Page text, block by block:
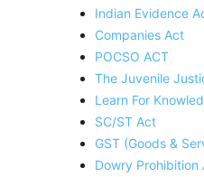
Indian Evidence
Companies Act
POCSO ACT
The Juvenile
Learn For
SC/ST Act
GST (Goods &
Dowry Prohibition